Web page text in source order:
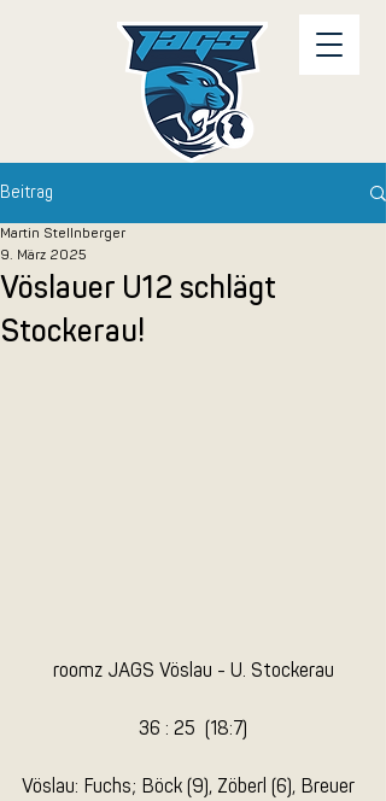
Beitrag
Vöslauer U12 schlägt
Stockerau!
Martin Stellnberger
9. März 2025
roomz JAGS Vöslau - U. Stockerau
36 : 25  (18:7)
Vöslau: Fuchs; Böck (9), Zöberl (6), Breuer